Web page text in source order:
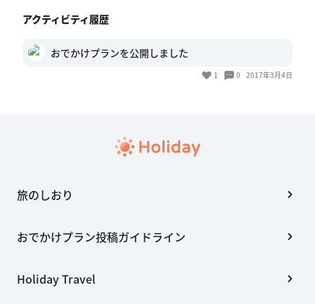
アクティビティ履歴
おでかけプランを公開しました
1 0 2017年3月4日
旅のしおり
おでかけプラン投稿ガイドライン
Holiday Travel